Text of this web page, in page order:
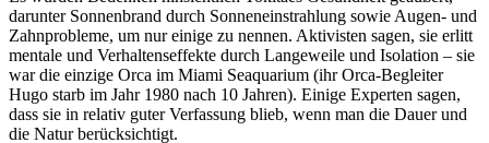
darunter Sonnenbrand durch Sonneneinstrahlung sowie Augen- und
Zahnprobleme, um nur einige zu nennen. Aktivisten sagen, sie erlitt
mentale und Verhaltenseffekte durch Langeweile und Isolation – sie
war die einzige Orca im Miami Seaquarium (ihr Orca-Begleiter
Hugo starb im Jahr 1980 nach 10 Jahren). Einige Experten sagen,
dass sie in relativ guter Verfassung blieb, wenn man die Dauer und
die Natur berücksichtigt.